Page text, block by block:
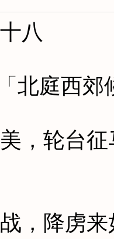
八
庭西郊
轮台征
降虏来